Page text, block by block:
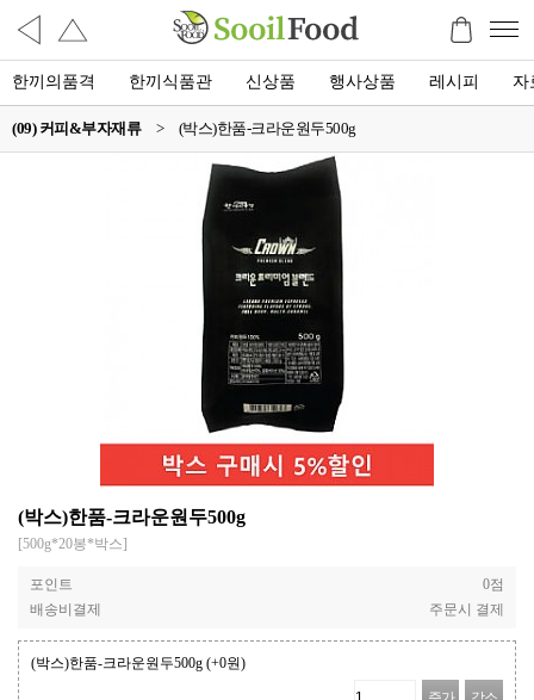
한끼의품격 한끼식품관 신상품 행사상품 레시피 자
(09) 커피&부자재류 > (박스)한품-크라운원두500g
(박스)한품-크라운원두500g
[500g*20봉*박스]
포인트
0점
배송비결제
주문시 결제
(박스)한품-크라운원두500g (+0원)